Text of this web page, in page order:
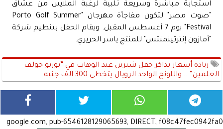
استجابة مباشرة وسريعة تلبية لرغبة الملايين من عشاق
"صوت مصر" لتكون مفاجأة مهرجان "Porto Golf Summer
Festival" يوم 7 أغسطس المقبل. ويقام الحفل بتنظيم شركة
"أمازون إنترتينمنتس" للمنتج ياسر الحريري.
زيادة أسعار تذاكر حفل شيرين عبد الوهاب في ”بورتو جولف
العلمين” .. واللونج الواحد الرويال يتخطي 300 الف جنيه
google.com, pub-6546128129065693, DIRECT, f08c47fec0942fa0